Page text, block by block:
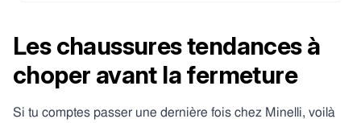
Les chaussures tendances à
choper avant la fermeture
Si tu comptes passer une dernière fois chez Minelli, voilà